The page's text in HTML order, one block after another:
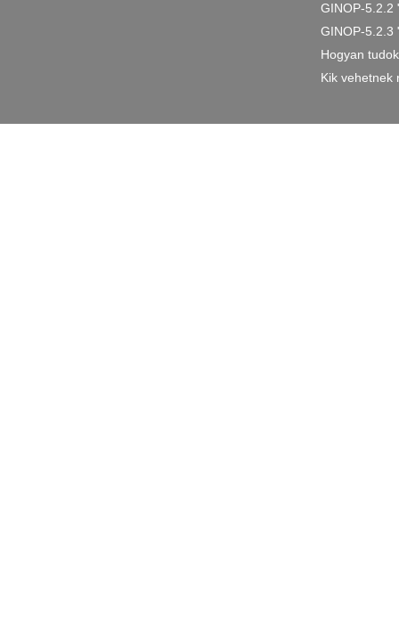
GINOP-5.2.2
GINOP-5.2.3
Hogyan
Kik vehetnek